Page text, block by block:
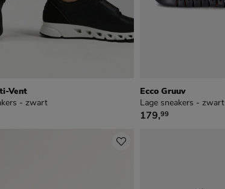
Vent
- zwart
Ecco Gruuv
Lage sneakers - zwart
€ 179,99
179,99